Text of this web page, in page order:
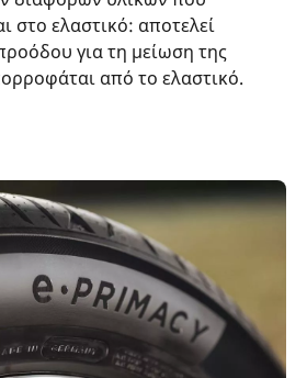
στο ελαστικό: αποτελεί
για τη μείωση της
από το ελαστικό.